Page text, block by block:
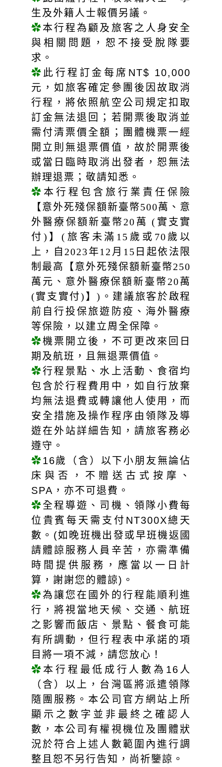
生及外籍人士報價另議。
✿本行程為顧及旅客之人身安全
與相關問題，恕不接受脫隊要
求。
✿ 此行程訂金每席NT$ 10,000
元，如旅客確定參團後因故取消
行程，將依照航空公司規定扣取
訂金無法退回；若開票後取消並
需付清票價全額；團體機票一經
開立則無退票價值，故於開票後
或當日臨時取消出發者，恕無法
辦理退票；敬請知悉。
✿ 本行程包含旅行業責任保險
【意外死殘保額新臺幣500萬、意
外醫療保額新臺幣20萬 (實支實
付)】(旅客未滿15歲或70歲以
上，自2023年12月15日起依法限
制最高【意外死殘保額新臺幣250
萬元、意外醫療保額新臺幣20萬
(實支實付)】)。建議旅客於啟程
前自行投保旅遊防疫、海外醫療
等保險，以建立周全保障。
✿機票開立後，不可更改來回日
期及航班，且無退票價值。
✿行程景點、水上活動、食宿均
包含於行程費用中，如自行放棄
均無法退費或轉讓他人使用，而
安全措施及操作程序由領隊及導
遊在外站詳細告知，請旅客務必
遵守。
✿16歲（含）以下小朋友無論佔
床與否，不贈送古式按摩、
SPA，亦不可退費。
✿全程導遊、司機、領隊小費每
位貴賓每天需支付NT300X總天
數。(如晚班機出發或早班機返國
請體諒服務人員辛苦，亦需準備
時間提供服務，應當以一日計
算，謝謝您的體諒)。
✿為讓您在國外的行程能順利進
行，將視當地天候、交通、航班
之影響而飯店、景點、餐食可能
有所調動，但行程表中承諾的項
目將一項不減，請您放心！
✿ 本行程最低成行人數為16人
（含）以上，台灣區將派遣領隊
隨團服務。本公司官方網站上所
顯示之數字並非最終之確認人
數，本公司有權視機位及團體狀
況於符合上述人數範圍內進行調
整且恕不另行告知，尚祈鑒諒。